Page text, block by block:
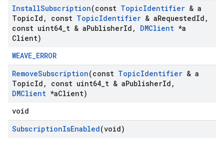
InstallSubscription(const TopicIdentifier & a
TopicId , const TopicIdentifier & aRequestedId ,
const uint64 t & aPublisherId , DMClient *a
Client)
WEAVE_ERROR
RemoveSubscription(const TopicIdentifier & a
TopicId , const uint64 t & aPublisherId ,
DMClient *aClient)
void
SubscriptionIsEnabled(void)